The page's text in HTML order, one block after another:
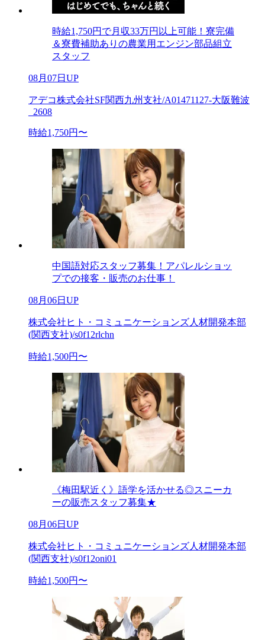
時給1,750円で月収33万円以上可能！寮完備
＆寮費補助ありの農業用エンジン部品組立
スタッフ
08月07日UP
アデコ株式会社SF関西九州支社/A01471127-大阪難波
_2608
時給1,750円〜
中国語対応スタッフ募集！アパレルショッ
プでの接客・販売のお仕事！
08月06日UP
株式会社ヒト・コミュニケーションズ人材開発本部
(関西支社)/s0f12rlchn
時給1,500円〜
《梅田駅近く》語学を活かせる◎スニーカ
ーの販売スタッフ募集★
08月06日UP
株式会社ヒト・コミュニケーションズ人材開発本部
(関西支社)/s0f12oni01
時給1,500円〜